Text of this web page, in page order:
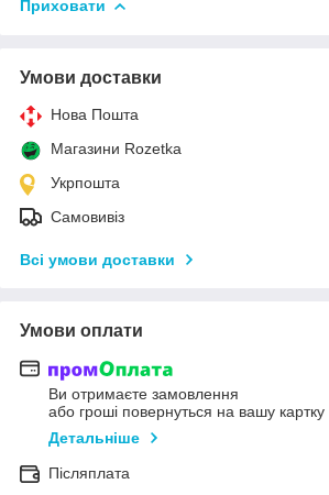
Приховати
Умови доставки
Нова Пошта
Магазини Rozetka
Укрпошта
Самовивіз
Всі умови доставки
Умови оплати
Ви отримаєте замовлення
або гроші повернуться на вашу картку
Детальніше
Післяплата